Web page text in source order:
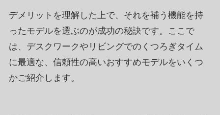
デメリットを理解した上で、それを補う機能を持
ったモデルを選ぶのが成功の秘訣です。ここで
は、デスクワークやリビングでのくつろぎタイム
に最適な、信頼性の高いおすすめモデルをいくつ
かご紹介します。